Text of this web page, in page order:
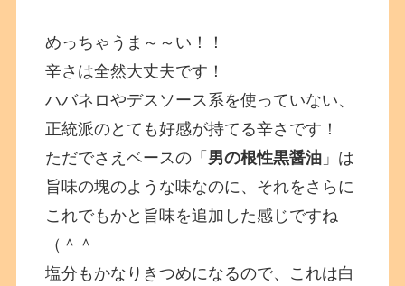
めっちゃうま～～い！！
辛さは全然大丈夫です！
ハバネロやデスソース系を使っていない、
正統派のとても好感が持てる辛さです！
ただでさえベースの「 男の根性黒醤油 」は
旨味の塊のような味なのに、それをさらに
これでもかと旨味を追加した感じですね
（＾＾
塩分もかなりきつめになるので、これは白